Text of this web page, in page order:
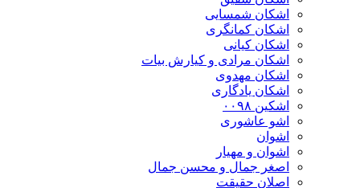
اشکان شمسایی
اشکان‌ کمانگری
اشکان کیانی
اشکان مرادی و کیارش بیات
اشکان مهدوی
اشکان یادگاری
اشکین ۰۰۹۸
اشو عاشوری
اشوان
اشوان و مهیار
اصغر جمال و محسن جمال
اصلان حقیقت